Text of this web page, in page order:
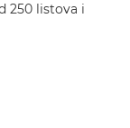
250 listova i